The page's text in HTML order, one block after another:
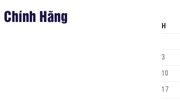
Hãng
H
3
10
17